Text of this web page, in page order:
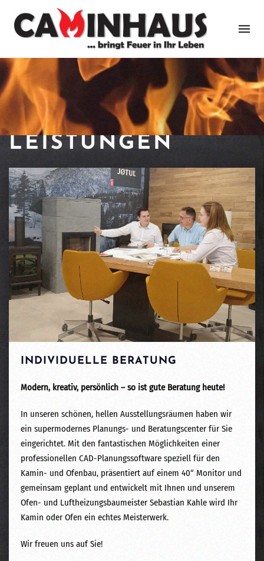
Zum Hauptinhalt springen
UNSERE
LEISTUNGEN
INDIVIDUELLE BERATUNG
Modern, kreativ, persönlich – so ist gute Beratung heute!
In unseren schönen, hellen Ausstellungsräumen haben wir
ein supermodernes Planungs- und Beratungscenter für Sie
eingerichtet. Mit den fantastischen Möglichkeiten einer
professionellen CAD-Planungssoftware speziell für den
Kamin- und Ofenbau, präsentiert auf einem 40“ Monitor und
gemeinsam geplant und entwickelt mit Ihnen und unserem
Ofen- und Luftheizungsbaumeister Sebastian Kahle wird Ihr
Kamin oder Ofen ein echtes Meisterwerk.
Wir freuen uns auf Sie!